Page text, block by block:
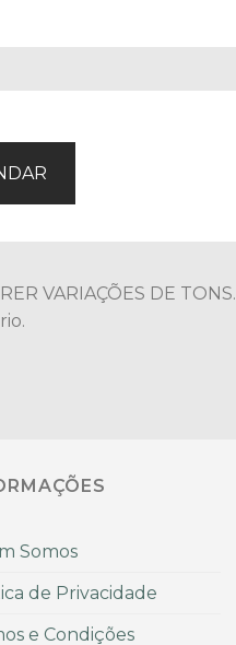
VARIAÇÕES DE TONS.
Somos
de Privacidade
e Condições